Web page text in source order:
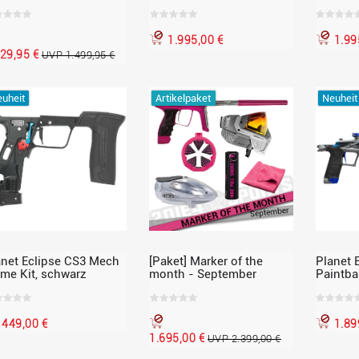
€UVP 1.499,95 €
1.995,00 €
Eclipse CS3 Mech
Kit, schwarz
449,00 €
Artikelpaket
[Paket] Marker of the
month - September
1.695,00 € UVP 2.399,00 €
Neuheit
Planet